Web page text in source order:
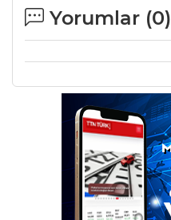
Yorumlar (0)